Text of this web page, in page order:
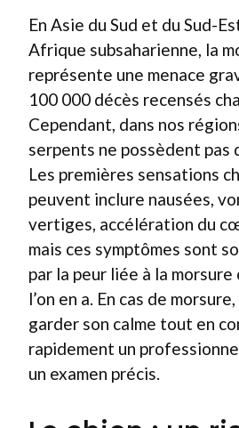
En Asie du Sud et du Sud-
Afrique subsaharienne, la
représente une menace
100 000 décès recensés
Cependant, dans nos
serpents ne possèdent pas
Les premières sensations
peuvent inclure nausées,
vertiges, accélération du
mais ces symptômes sont
par la peur liée à la morsure
l’on en a. En cas de
garder son calme tout en
rapidement un
un examen précis.